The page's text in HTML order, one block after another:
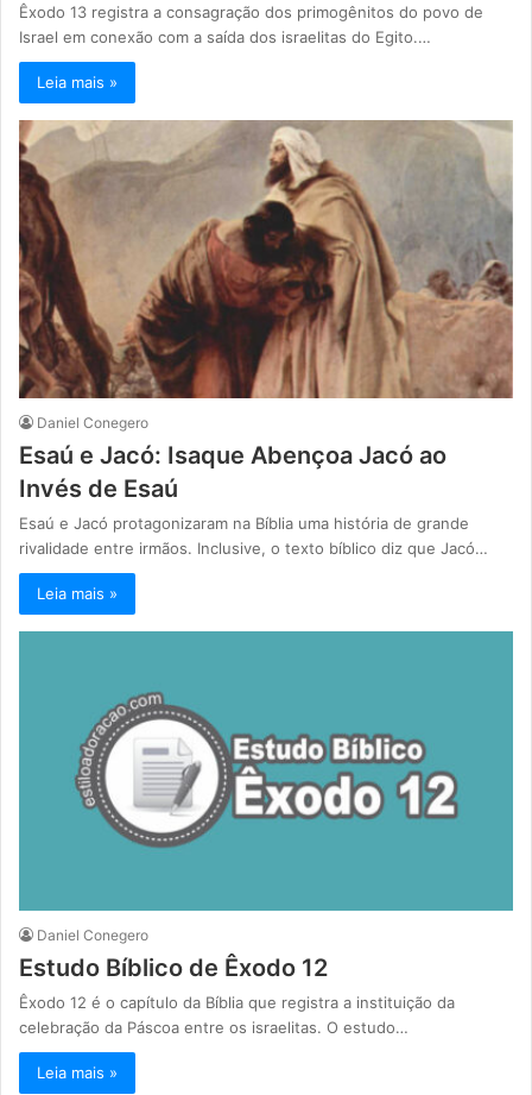
Êxodo 13 registra a consagração dos primogênitos do povo de
Israel em conexão com a saída dos israelitas do Egito.…
Leia mais »
Daniel Conegero
Esaú e Jacó: Isaque Abençoa Jacó ao
Invés de Esaú
Esaú e Jacó protagonizaram na Bíblia uma história de grande
rivalidade entre irmãos. Inclusive, o texto bíblico diz que Jacó…
Leia mais »
Daniel Conegero
Estudo Bíblico de Êxodo 12
Êxodo 12 é o capítulo da Bíblia que registra a instituição da
celebração da Páscoa entre os israelitas. O estudo…
Leia mais »